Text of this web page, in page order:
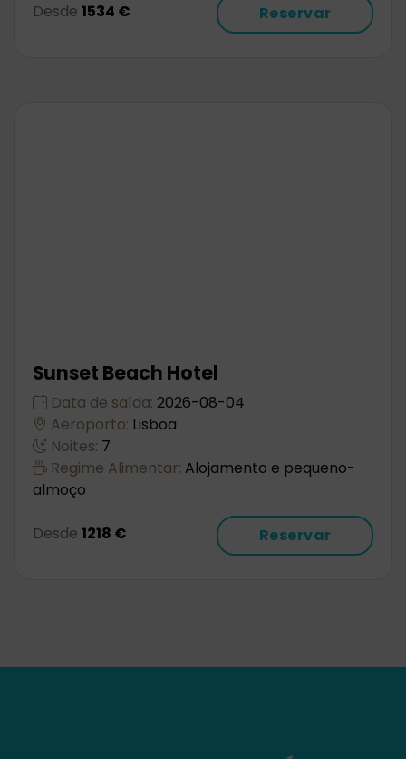
Desde 1534 € Reservar
Sunset Beach Hotel
Data de saída: 2026-08-04
Aeroporto: Lisboa
Noites: 7
Regime Alimentar: Alojamento e pequeno-
almoço
Desde 1218 € Reservar